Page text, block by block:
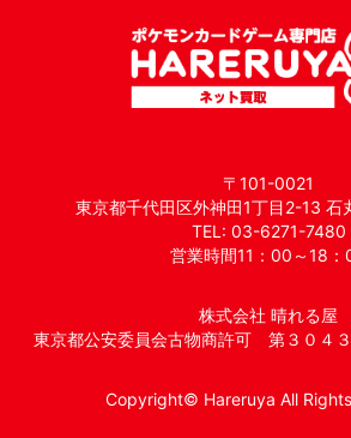
〒101-0021
東京都千代田区外神田1丁目2-13 石
TEL: 03-6271-7480
営業時間11：00～18：
株式会社 晴れる屋
東京都公安委員会古物商許可 第３０４
Copyright© Hareruya All